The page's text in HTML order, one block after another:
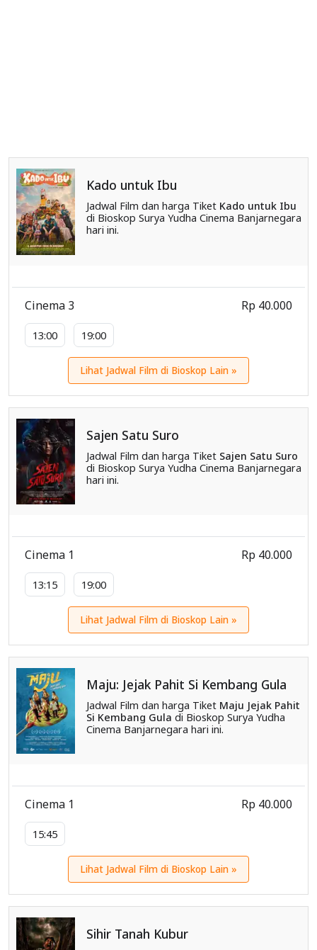
Kado untuk Ibu
Jadwal Film dan harga Tiket Kado untuk Ibu
di Bioskop Surya Yudha Cinema Banjarnegara
hari ini.
Cinema 3
13:00 19:00
Rp 40.000
Lihat Jadwal Film di Bioskop Lain »
Sajen Satu Suro
Jadwal Film dan harga Tiket Sajen Satu Suro
di Bioskop Surya Yudha Cinema Banjarnegara
hari ini.
Cinema 1
13:15 19:00
Rp 40.000
Lihat Jadwal Film di Bioskop Lain »
Maju: Jejak Pahit Si Kembang Gula
Jadwal Film dan harga Tiket Maju Jejak Pahit
Si Kembang Gula di Bioskop Surya Yudha
Cinema Banjarnegara hari ini.
Cinema 1
15:45
Rp 40.000
Lihat Jadwal Film di Bioskop Lain »
Sihir Tanah Kubur